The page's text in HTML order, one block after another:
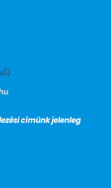
címünk jelenleg